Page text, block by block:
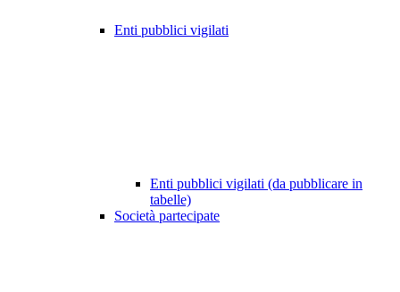
Enti pubblici vigilati
Enti pubblici vigilati (da pubblicare in
tabelle)
Società partecipate